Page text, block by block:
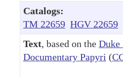
Catalogs:
TM 22659 HGV 22659
Text, based on the Duke
Documentary Papyri (